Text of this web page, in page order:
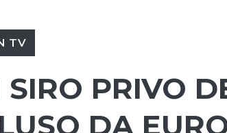
TV
SIRO PRIVO
DA